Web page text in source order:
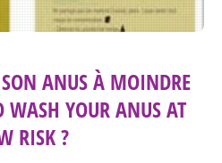
ANUS À MOINDRE
YOUR ANUS AT
RISK ?